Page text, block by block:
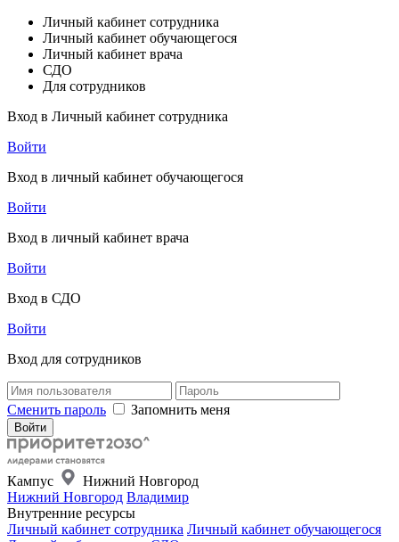
Личный кабинет сотрудника
Личный кабинет обучающегося
Личный кабинет врача
СДО
Для сотрудников
Вход в Личный кабинет сотрудника
Войти
Вход в личный кабинет обучающегося
Войти
Вход в личный кабинет врача
Войти
Вход в СДО
Войти
Вход для сотрудников
Сменить пароль Запомнить меня
Кампус
Нижний Новгород
Нижний Новгород Владимир
Внутренние ресурсы
Личный кабинет сотрудника Личный кабинет обучающегося